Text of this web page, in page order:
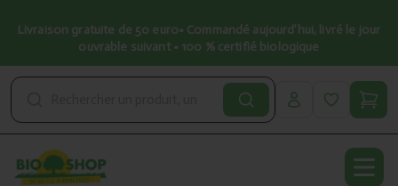
Livraison gratuite de 50 euro• Commandé aujourd’hui, livré le jour
ouvrable suivant • 100 % certifié biologique